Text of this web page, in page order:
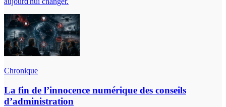
Chronique
La fin de l’innocence numérique des conseils
d’administration